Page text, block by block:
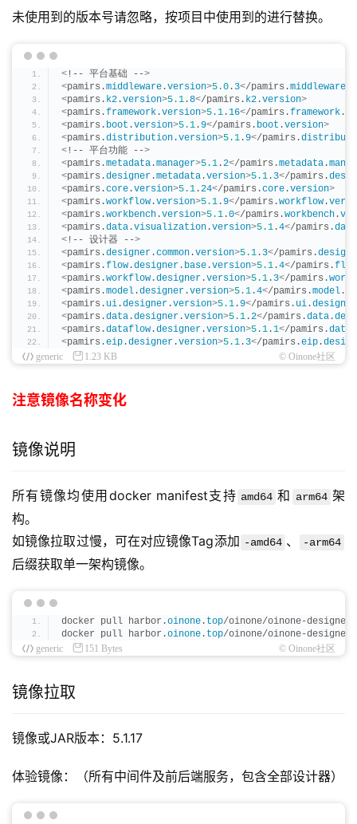
未使用到的版本号请忽略，按项目中使用到的进行替换。
< !-- 平台基础 -->
<pamirs.middleware .version>5.0 . 3</pamirs.middleware
<pamirs. k2 .version>5.1 .8</pamirs. k2 .version>
<pamirs.framework .version>5.1 .16</pamirs.framework .
<pamirs. boot .version>5.1 .9</pamirs. boot .version>
<pamirs.distribution .version>5.1 .9</pamirs.
< !-- 平台功能 -->
<pamirs.metadata .manager>5.1 .2</pamirs.metadata .
<pamirs.designer .metadata .version>5.1 . 3</pamirs.
<pamirs.core .version>5.1 .24</pamirs.core .version>
<pamirs.workflow .version>5.1 .9</pamirs.workflow .
<pamirs.workbench .version>5.1 .0</pamirs.workbench .
<pamirs.data .visualization .version>5.1 .4</pamirs.data
< !-- 设计器 -->
<pamirs.designer .common .version>5.1 . 3</pamirs.
<pamirs.flow .designer . base .version>5.1 .4</pamirs.flow
<pamirs.workflow .designer .version>5.1 . 3</pamirs.
<pamirs.model .designer .version>5.1 .4</pamirs.model .
<pamirs. ui .designer .version>5.1 .9</pamirs. ui .designer
<pamirs.data .designer .version>5.1 .2</pamirs.data .
<pamirs.dataflow .designer .version>5.1 .1</pamirs.
<pamirs.eip .designer .version>5.1 . 3</pamirs.eip .
generic
1.23 KB © Oinone社区
注意镜像名称变化
镜像说明
所有镜像均使用docker manifest支持 amd64 和 arm64 架
构。
如镜像拉取过慢，可在对应镜像Tag添加 -amd64 、 -arm64
后缀获取单一架构镜像。
docker pull harbor.oinone . top/oinone/oinone-
docker pull harbor.oinone . top/oinone/oinone-
generic
151 Bytes © Oinone社区
镜像拉取
镜像或JAR版本：5.1.17
体验镜像：（所有中间件及前后端服务，包含全部设计器）